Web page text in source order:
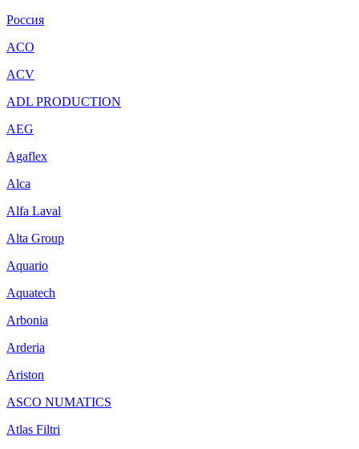
Россия
ACO
ACV
ADL PRODUCTION
AEG
Agaflex
Alca
Alfa Laval
Alta Group
Aquario
Aquatech
Arbonia
Arderia
Ariston
ASCO NUMATICS
Atlas Filtri